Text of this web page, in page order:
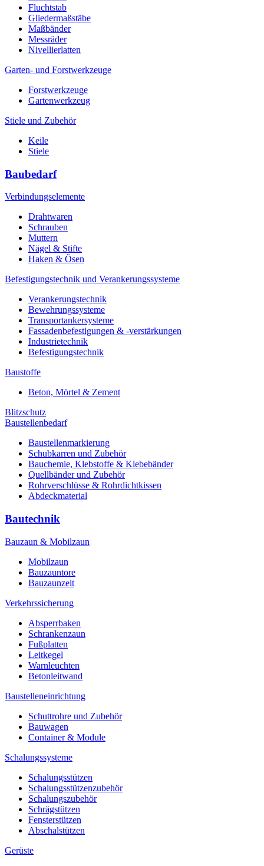
Fluchtstab
Gliedermaßstäbe
Maßbänder
Messräder
Nivellierlatten
Garten- und Forstwerkzeuge
Forstwerkzeuge
Gartenwerkzeug
Stiele und Zubehör
Keile
Stiele
Baubedarf
Verbindungselemente
Drahtwaren
Schrauben
Muttern
Nägel & Stifte
Haken & Ösen
Befestigungstechnik und Verankerungssysteme
Verankerungstechnik
Bewehrungssysteme
Transportankersysteme
Fassadenbefestigungen & -verstärkungen
Industrietechnik
Befestigungstechnik
Baustoffe
Beton, Mörtel & Zement
Blitzschutz
Baustellenbedarf
Baustellenmarkierung
Schubkarren und Zubehör
Bauchemie, Klebstoffe & Klebebänder
Quellbänder und Zubehör
Rohrverschlüsse & Rohrdichtkissen
Abdeckmaterial
Bautechnik
Bauzaun & Mobilzaun
Mobilzaun
Bauzauntore
Bauzaunzelt
Verkehrssicherung
Absperrbaken
Schrankenzaun
Fußplatten
Leitkegel
Warnleuchten
Betonleitwand
Baustelleneinrichtung
Schuttrohre und Zubehör
Bauwagen
Container & Module
Schalungssysteme
Schalungsstützen
Schalungsstützenzubehör
Schalungszubehör
Schrägstützen
Fensterstützen
Abschalstützen
Gerüste